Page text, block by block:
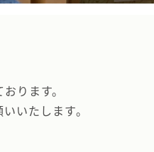
ります。
いたします。